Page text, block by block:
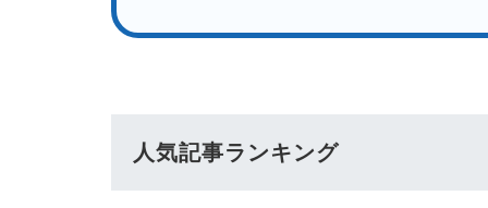
人気記事ランキング